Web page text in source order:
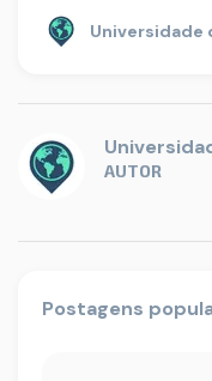
Universidade
AUTOR
Postagens